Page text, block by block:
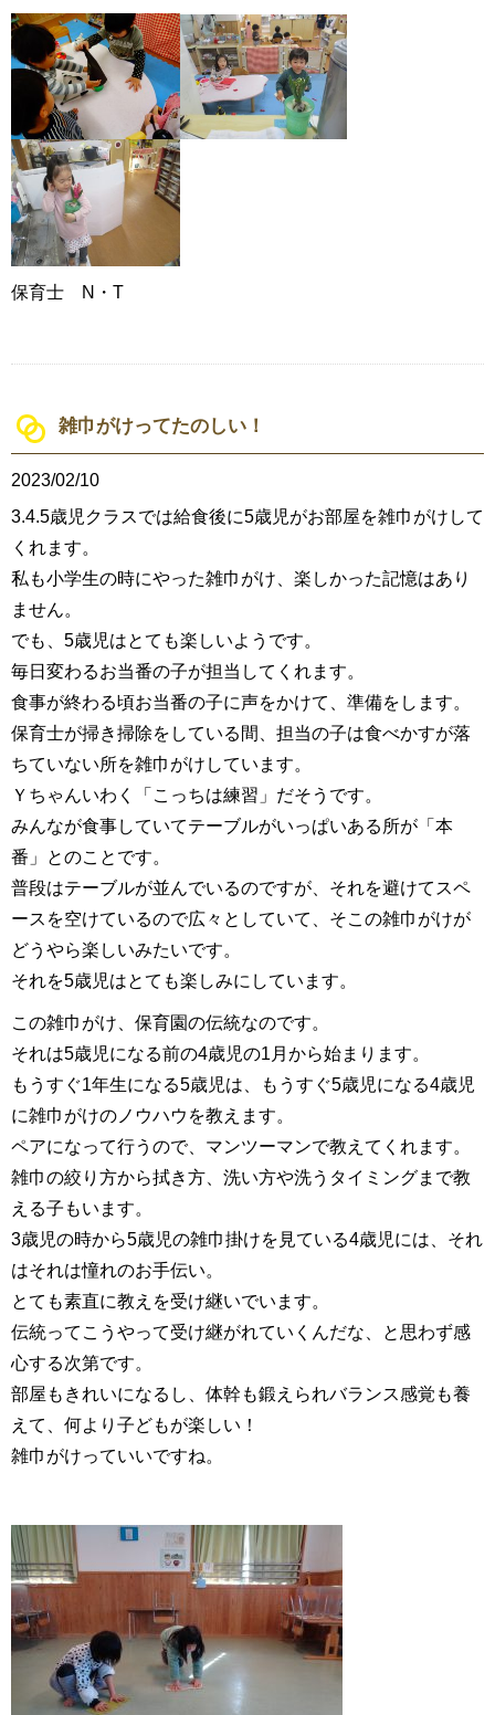
保育士 N・T
雑巾がけってたのしい！
2023/02/10
3.4.5歳児クラスでは給食後に5歳児がお部屋を雑巾がけして
くれます。
私も小学生の時にやった雑巾がけ、楽しかった記憶はあり
ません。
でも、5歳児はとても楽しいようです。
毎日変わるお当番の子が担当してくれます。
食事が終わる頃お当番の子に声をかけて、準備をします。
保育士が掃き掃除をしている間、担当の子は食べかすが落
ちていない所を雑巾がけしています。
Ｙちゃんいわく「こっちは練習」だそうです。
みんなが食事していてテーブルがいっぱいある所が「本
番」とのことです。
普段はテーブルが並んでいるのですが、それを避けてスペ
ースを空けているので広々としていて、そこの雑巾がけが
どうやら楽しいみたいです。
それを5歳児はとても楽しみにしています。
この雑巾がけ、保育園の伝統なのです。
それは5歳児になる前の4歳児の1月から始まります。
もうすぐ1年生になる5歳児は、もうすぐ5歳児になる4歳児
に雑巾がけのノウハウを教えます。
ペアになって行うので、マンツーマンで教えてくれます。
雑巾の絞り方から拭き方、洗い方や洗うタイミングまで教
える子もいます。
3歳児の時から5歳児の雑巾掛けを見ている4歳児には、それ
はそれは憧れのお手伝い。
とても素直に教えを受け継いでいます。
伝統ってこうやって受け継がれていくんだな、と思わず感
心する次第です。
部屋もきれいになるし、体幹も鍛えられバランス感覚も養
えて、何より子どもが楽しい！
雑巾がけっていいですね。